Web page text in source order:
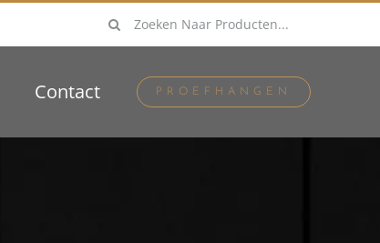
Zoeken
naar:
Contact PROEFHANGEN